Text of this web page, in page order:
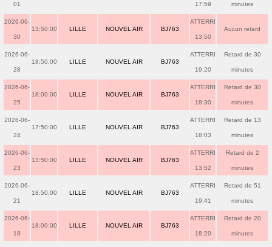
01 17:59 minutes
2026-06-
30
13:50:00 LILLE NOUVEL AIR BJ763
ATTERRI
13:50
Aucun retard
2026-06-
28
18:50:00 LILLE NOUVEL AIR BJ763
ATTERRI
19:20
Retard de 30
minutes
2026-06-
25
18:00:00 LILLE NOUVEL AIR BJ763
ATTERRI
18:30
Retard de 30
minutes
2026-06-
24
17:50:00 LILLE NOUVEL AIR BJ763
ATTERRI
18:03
Retard de 13
minutes
2026-06-
23
13:50:00 LILLE NOUVEL AIR BJ763
ATTERRI
13:52
Retard de 2
minutes
2026-06-
21
18:50:00 LILLE NOUVEL AIR BJ763
ATTERRI
19:41
Retard de 51
minutes
2026-06-
18
18:00:00 LILLE NOUVEL AIR BJ763
ATTERRI
18:20
Retard de 20
minutes